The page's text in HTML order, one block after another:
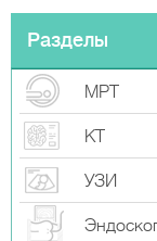
Разделы
МРТ
КТ
УЗИ